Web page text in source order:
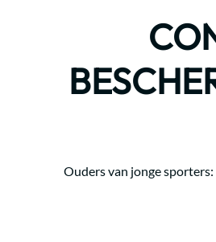
Ouders van jonge